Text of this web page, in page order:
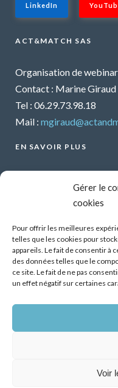
Gérer le
cookies
Pour offrir les meilleures
telles que les cookies pour
appareils. Le fait de consentir à
des données telles que le
ce site. Le fait de ne pas
un effet négatif sur certaines
Voir
LinkedIn
ACT&MATCH SAS
Organisation de
Contact : Marine Giraud
Tel : 06.29.73.98.18
Mail :
EN SAVOIR PLUS
Organiser un webinar
Mentions légales
CGU
Santé
difficultés
07 Juil